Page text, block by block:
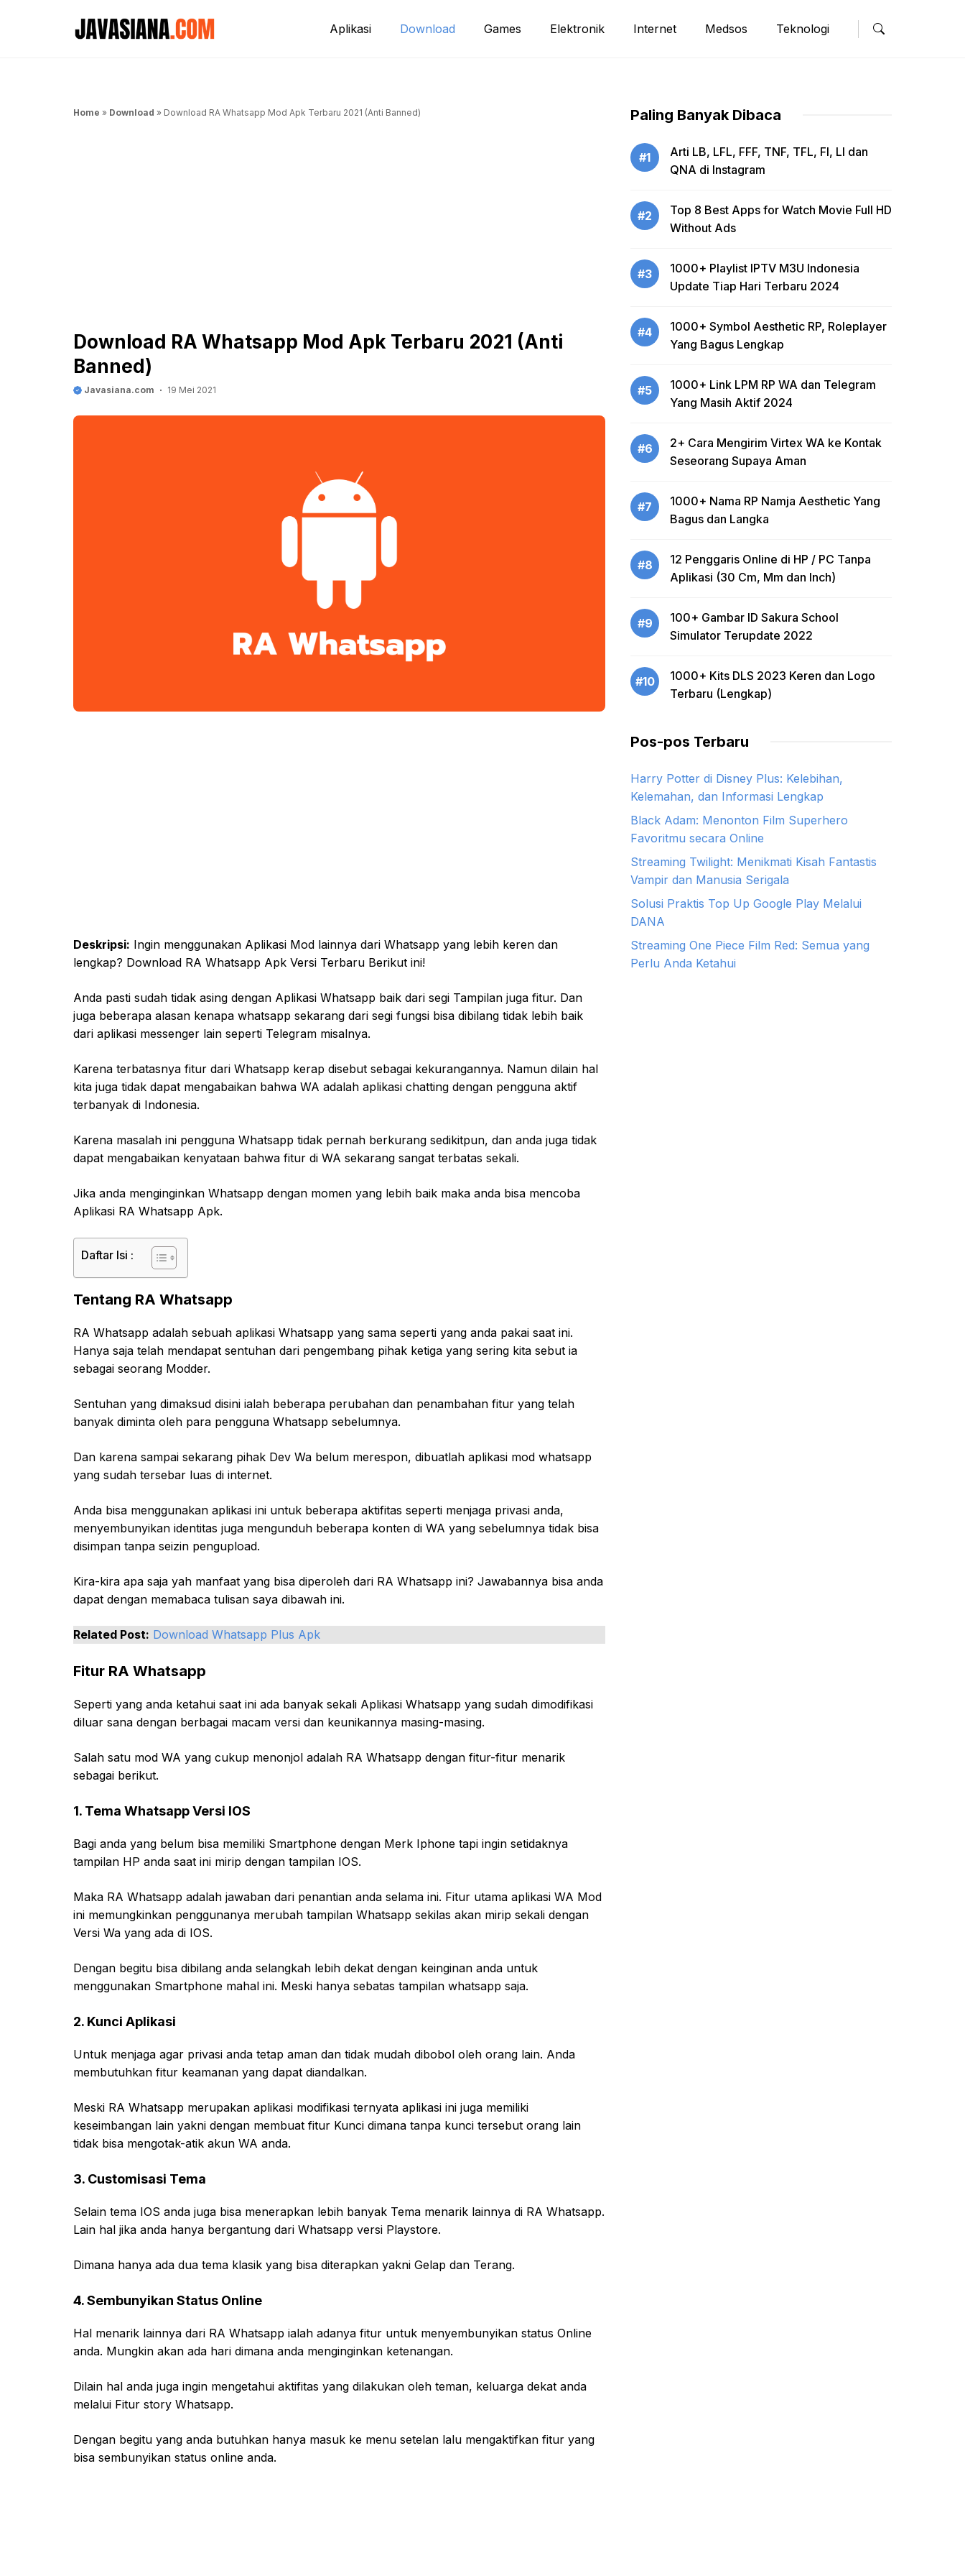
Aplikasi Download Games Elektronik Internet Medsos Teknologi
Home » Download » Download RA Whatsapp Mod Apk Terbaru 2021 (Anti Banned)
Download RA Whatsapp Mod Apk Terbaru 2021 (Anti
Banned)
Javasiana.com 19 Mei 2021
Deskripsi: Ingin menggunakan Aplikasi Mod lainnya dari Whatsapp yang lebih keren dan
lengkap? Download RA Whatsapp Apk Versi Terbaru Berikut ini!
Anda pasti sudah tidak asing dengan Aplikasi Whatsapp baik dari segi Tampilan juga fitur. Dan
juga beberapa alasan kenapa whatsapp sekarang dari segi fungsi bisa dibilang tidak lebih baik
dari aplikasi messenger lain seperti Telegram misalnya.
Karena terbatasnya fitur dari Whatsapp kerap disebut sebagai kekurangannya. Namun dilain hal
kita juga tidak dapat mengabaikan bahwa WA adalah aplikasi chatting dengan pengguna aktif
terbanyak di Indonesia.
Karena masalah ini pengguna Whatsapp tidak pernah berkurang sedikitpun, dan anda juga tidak
dapat mengabaikan kenyataan bahwa fitur di WA sekarang sangat terbatas sekali.
Jika anda menginginkan Whatsapp dengan momen yang lebih baik maka anda bisa mencoba
Aplikasi RA Whatsapp Apk.
Daftar Isi :
Tentang RA Whatsapp
RA Whatsapp adalah sebuah aplikasi Whatsapp yang sama seperti yang anda pakai saat ini.
Hanya saja telah mendapat sentuhan dari pengembang pihak ketiga yang sering kita sebut ia
sebagai seorang Modder.
Sentuhan yang dimaksud disini ialah beberapa perubahan dan penambahan fitur yang telah
banyak diminta oleh para pengguna Whatsapp sebelumnya.
Dan karena sampai sekarang pihak Dev Wa belum merespon, dibuatlah aplikasi mod whatsapp
yang sudah tersebar luas di internet.
Anda bisa menggunakan aplikasi ini untuk beberapa aktifitas seperti menjaga privasi anda,
menyembunyikan identitas juga mengunduh beberapa konten di WA yang sebelumnya tidak bisa
disimpan tanpa seizin pengupload.
Kira-kira apa saja yah manfaat yang bisa diperoleh dari RA Whatsapp ini? Jawabannya bisa anda
dapat dengan memabaca tulisan saya dibawah ini.
Related Post: Download Whatsapp Plus Apk
Fitur RA Whatsapp
Seperti yang anda ketahui saat ini ada banyak sekali Aplikasi Whatsapp yang sudah dimodifikasi
diluar sana dengan berbagai macam versi dan keunikannya masing-masing.
Salah satu mod WA yang cukup menonjol adalah RA Whatsapp dengan fitur-fitur menarik
sebagai berikut.
1. Tema Whatsapp Versi IOS
Bagi anda yang belum bisa memiliki Smartphone dengan Merk Iphone tapi ingin setidaknya
tampilan HP anda saat ini mirip dengan tampilan IOS.
Maka RA Whatsapp adalah jawaban dari penantian anda selama ini. Fitur utama aplikasi WA Mod
ini memungkinkan penggunanya merubah tampilan Whatsapp sekilas akan mirip sekali dengan
Versi Wa yang ada di IOS.
Dengan begitu bisa dibilang anda selangkah lebih dekat dengan keinginan anda untuk
menggunakan Smartphone mahal ini. Meski hanya sebatas tampilan whatsapp saja.
2. Kunci Aplikasi
Untuk menjaga agar privasi anda tetap aman dan tidak mudah dibobol oleh orang lain. Anda
membutuhkan fitur keamanan yang dapat diandalkan.
Meski RA Whatsapp merupakan aplikasi modifikasi ternyata aplikasi ini juga memiliki
keseimbangan lain yakni dengan membuat fitur Kunci dimana tanpa kunci tersebut orang lain
tidak bisa mengotak-atik akun WA anda.
3. Customisasi Tema
Selain tema IOS anda juga bisa menerapkan lebih banyak Tema menarik lainnya di RA Whatsapp.
Lain hal jika anda hanya bergantung dari Whatsapp versi Playstore.
Dimana hanya ada dua tema klasik yang bisa diterapkan yakni Gelap dan Terang.
4. Sembunyikan Status Online
Hal menarik lainnya dari RA Whatsapp ialah adanya fitur untuk menyembunyikan status Online
anda. Mungkin akan ada hari dimana anda menginginkan ketenangan.
Dilain hal anda juga ingin mengetahui aktifitas yang dilakukan oleh teman, keluarga dekat anda
melalui Fitur story Whatsapp.
Dengan begitu yang anda butuhkan hanya masuk ke menu setelan lalu mengaktifkan fitur yang
bisa sembunyikan status online anda.
Paling Banyak Dibaca
#1
Arti LB, LFL, FFF, TNF, TFL, FI, LI dan
QNA di Instagram
#2
Top 8 Best Apps for Watch Movie Full HD
Without Ads
#3
1000+ Playlist IPTV M3U Indonesia
Update Tiap Hari Terbaru 2024
#4
1000+ Symbol Aesthetic RP, Roleplayer
Yang Bagus Lengkap
#5
1000+ Link LPM RP WA dan Telegram
Yang Masih Aktif 2024
#6
2+ Cara Mengirim Virtex WA ke Kontak
Seseorang Supaya Aman
#7
1000+ Nama RP Namja Aesthetic Yang
Bagus dan Langka
#8
12 Penggaris Online di HP / PC Tanpa
Aplikasi (30 Cm, Mm dan Inch)
#9
100+ Gambar ID Sakura School
Simulator Terupdate 2022
#10
1000+ Kits DLS 2023 Keren dan Logo
Terbaru (Lengkap)
Pos-pos Terbaru
Harry Potter di Disney Plus: Kelebihan,
Kelemahan, dan Informasi Lengkap
Black Adam: Menonton Film Superhero
Favoritmu secara Online
Streaming Twilight: Menikmati Kisah Fantastis
Vampir dan Manusia Serigala
Solusi Praktis Top Up Google Play Melalui
DANA
Streaming One Piece Film Red: Semua yang
Perlu Anda Ketahui